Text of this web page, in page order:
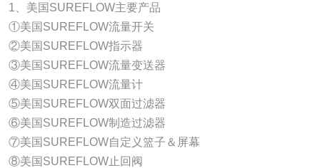
1、美国SUREFLOW主要产品
①美国SUREFLOW流量开关
②美国SUREFLOW指示器
③美国SUREFLOW流量变送器
④美国SUREFLOW流量计
⑤美国SUREFLOW双面过滤器
⑥美国SUREFLOW制造过滤器
⑦美国SUREFLOW自定义篮子＆屏幕
⑧美国SUREFLOW止回阀